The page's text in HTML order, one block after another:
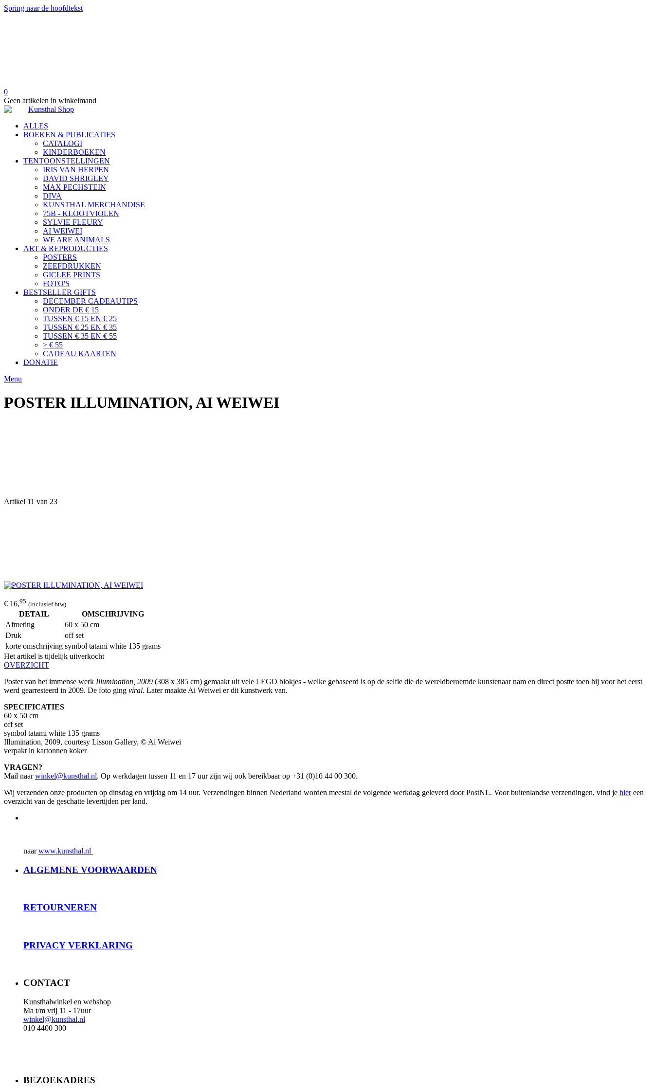
Spring naar de hoofdtekst
0
Geen artikelen in winkelmand
ALLES
BOEKEN & PUBLICATIES
CATALOGI
KINDERBOEKEN
TENTOONSTELLINGEN
IRIS VAN HERPEN
DAVID SHRIGLEY
MAX PECHSTEIN
DIVA
KUNSTHAL MERCHANDISE
75B - KLOOTVIOLEN
SYLVIE FLEURY
AI WEIWEI
WE ARE ANIMALS
ART & REPRODUCTIES
POSTERS
ZEEFDRUKKEN
GICLEE PRINTS
FOTO'S
BESTSELLER GIFTS
DECEMBER CADEAUTIPS
ONDER DE € 15
TUSSEN € 15 EN € 25
TUSSEN € 25 EN € 35
TUSSEN € 35 EN € 55
> € 55
CADEAU KAARTEN
DONATIE
Menu
POSTER ILLUMINATION, AI WEIWEI
Artikel 11 van 23
€ 16,95 (inclusief btw)
DETAIL
OMSCHRIJVING
Afmeting
60 x 50 cm
Druk
off set
korte omschrijving symbol tatami white 135 grams
Het artikel is tijdelijk uitverkocht
OVERZICHT
Poster van het immense werk Illumination, 2009 (308 x 385 cm) gemaakt uit vele LEGO blokjes - welke gebaseerd is op de selfie die de wereldberoemde kunstenaar nam en direct postte toen hij voor het eerst
werd gearresteerd in 2009. De foto ging viral. Later maakte Ai Weiwei er dit kunstwerk van.
SPECIFICATIES
60 x 50 cm
off set
symbol tatami white 135 grams
Illumination, 2009, courtesy Lisson Gallery, © Ai Weiwei
verpakt in kartonnen koker
VRAGEN?
Mail naarwinkel@kunsthal.nl. Op werkdagen tussen 11 en 17 uur zijn wij ook bereikbaar op +31 (0)10 44 00 300.
Wij verzenden onze producten op dinsdag en vrijdag om 14 uur. Verzendingen binnen Nederland worden meestal de volgende werkdag geleverd door PostNL. Voor buitenlandse verzendingen, vind je hiereen
overzicht van de geschatte levertijden per land.
naarwww.kunsthal.nl
ALGEMENE VOORWAARDEN
RETOURNEREN
PRIVACY VERKLARING
CONTACT
Kunsthalwinkel en webshop
Ma t/m vrij 11 - 17uur
winkel@kunsthal.nl
010 4400 300
BEZOEKADRES